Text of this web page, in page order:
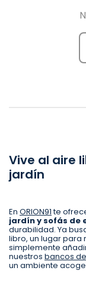
Vive al aire
jardín
En ORION91te
jardín y sofás de
durabilidad. Ya
libro, un lugar para
simplemente
nuestros bancos
un ambiente